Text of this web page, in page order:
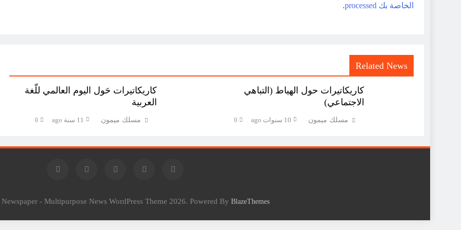
الخاصة بك processed
.
Related News
كاريكاتيرات حول الهياط (التباهي
الاجتماعي)
مسلك ميمون 10 سنوات ago 0
كاريكاتيرات حَول اليوم العالمي للّغة
العربية
مسلك ميمون 11 سنة ago 0
- Multipurpose News WordPress Theme 2026. Powered By BlazeThemes